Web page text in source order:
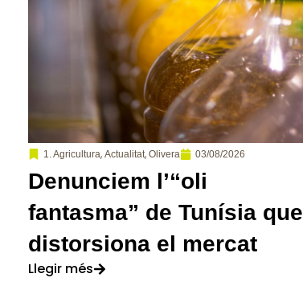
1. Agricultura,Actualitat,Olivera 03/08/2026
Denunciem l’“oli
fantasma” de Tunísia que
distorsiona el mercat
Llegir més